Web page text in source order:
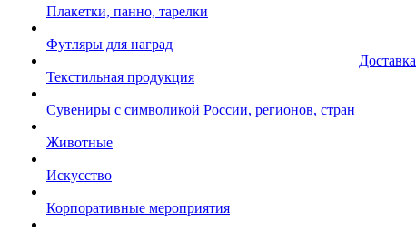
Плакетки, панно, тарелки
Футляры для наград
Текстильная продукция
Сувениры с символикой России, регионов, стран
Животные
Искусство
Корпоративные мероприятия
Доставка